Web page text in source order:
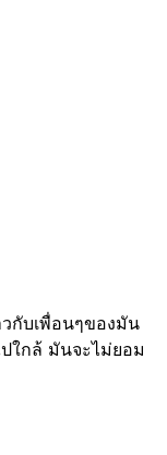
กับเพื่อนๆของมัน
ปใกล้ มันจะไม่ยอม